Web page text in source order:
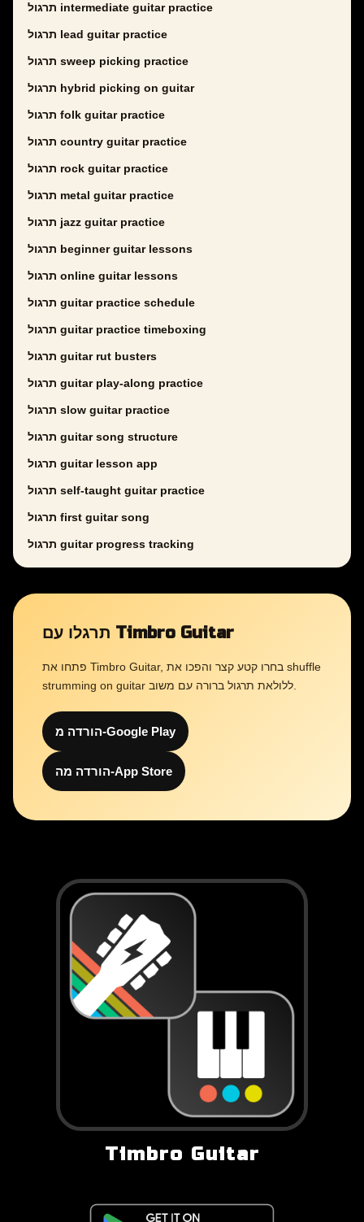
תרגול intermediate guitar practice
תרגול lead guitar practice
תרגול sweep picking practice
תרגול hybrid picking on guitar
תרגול folk guitar practice
תרגול country guitar practice
תרגול rock guitar practice
תרגול metal guitar practice
תרגול jazz guitar practice
תרגול beginner guitar lessons
תרגול online guitar lessons
תרגול guitar practice schedule
תרגול guitar practice timeboxing
תרגול guitar rut busters
תרגול guitar play-along practice
תרגול slow guitar practice
תרגול guitar song structure
תרגול guitar lesson app
תרגול self-taught guitar practice
תרגול first guitar song
תרגול guitar progress tracking
תרגלו עם Timbro Guitar
פתחו את Timbro Guitar, בחרו קטע קצר והפכו את shuffle
הורדה מ-Google Play
הורדה מה-App Store
Timbro Guitar